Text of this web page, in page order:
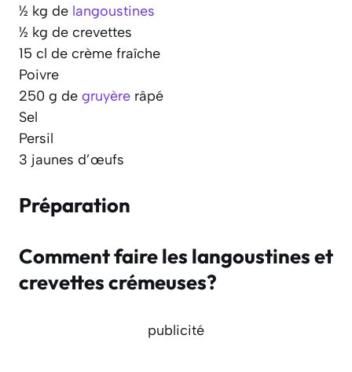
½ kg de langoustines
½ kg de crevettes
15 cl de crème fraîche
Poivre
250 g de gruyère râpé
Sel
Persil
3 jaunes d’œufs
Préparation
Comment faire les langoustines et
crevettes crémeuses?
publicité